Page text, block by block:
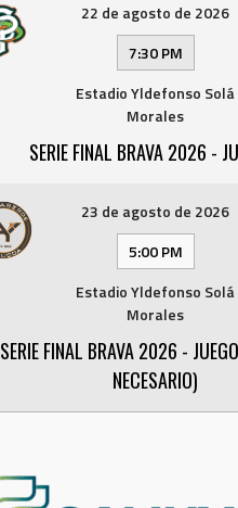
22 de agosto de 2026
7:30 PM
Estadio Yldefonso Solá
Morales
SERIE FINAL BRAVA 2026 -
23 de agosto de 2026
5:00 PM
Estadio Yldefonso Solá
Morales
SERIE FINAL BRAVA 2026 -
NECESARIO)